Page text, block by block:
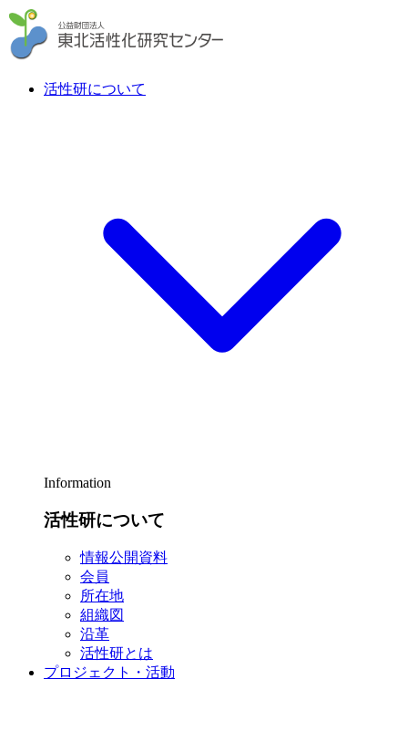
活性研について
Information
活性研について
情報公開資料
会員
所在地
組織図
沿革
活性研とは
プロジェクト・活動